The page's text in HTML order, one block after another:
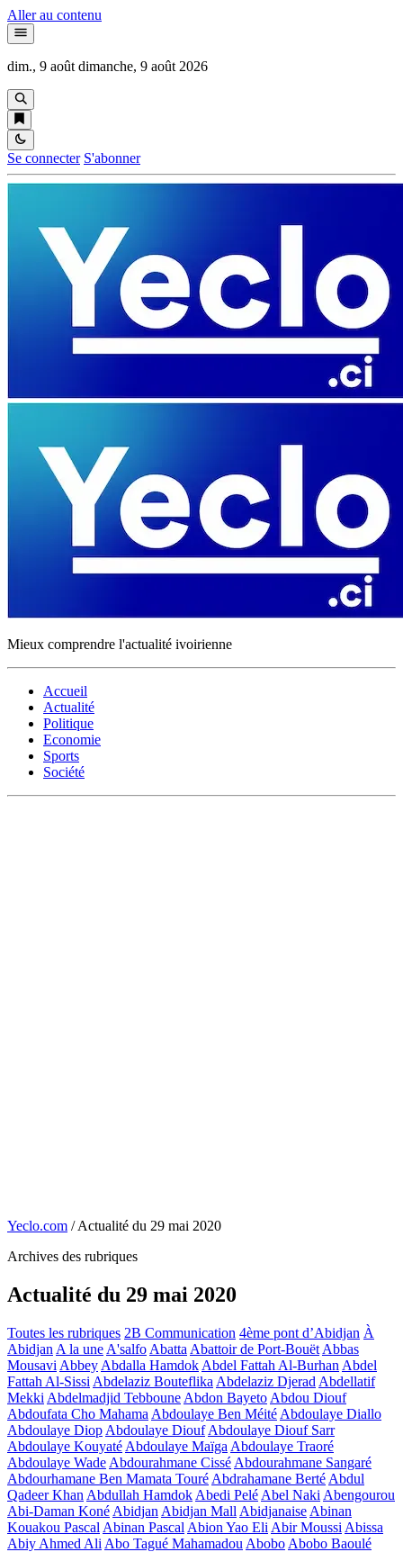
Aller au contenu
dim., 9 août dimanche, 9 août 2026
Se connecter S'abonner
Mieux comprendre l'actualité ivoirienne
Accueil
Actualité
Politique
Economie
Sports
Société
Yeclo.com / Actualité du 29 mai 2020
Archives des rubriques
Actualité du 29 mai 2020
Toutes les rubriques 2B Communication 4ème pont d’Abidjan À
Abidjan A la une A'salfo Abatta Abattoir de Port-Bouët Abbas
Mousavi Abbey Abdalla Hamdok Abdel Fattah Al-Burhan Abdel
Fattah Al-Sissi Abdelaziz Bouteflika Abdelaziz Djerad Abdellatif
Mekki Abdelmadjid Tebboune Abdon Bayeto Abdou Diouf
Abdoufata Cho Mahama Abdoulaye Ben Méité Abdoulaye Diallo
Abdoulaye Diop Abdoulaye Diouf Abdoulaye Diouf Sarr
Abdoulaye Kouyaté Abdoulaye Maïga Abdoulaye Traoré
Abdoulaye Wade Abdourahmane Cissé Abdourahmane Sangaré
Abdourhamane Ben Mamata Touré Abdrahamane Berté Abdul
Qadeer Khan Abdullah Hamdok Abedi Pelé Abel Naki Abengourou
Abi-Daman Koné Abidjan Abidjan Mall Abidjanaise Abinan
Kouakou Pascal Abinan Pascal Abion Yao Eli Abir Moussi Abissa
Abiy Ahmed Ali Abo Tagué Mahamadou Abobo Abobo Baoulé